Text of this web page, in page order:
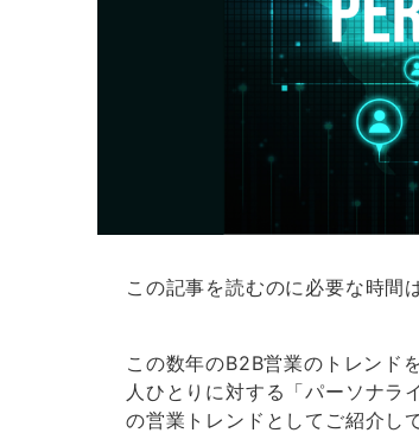
この記事を読むのに必要な時間
この数年のB2B営業のトレンド
人ひとりに対する「パーソナラ
の営業トレンドとしてご紹介